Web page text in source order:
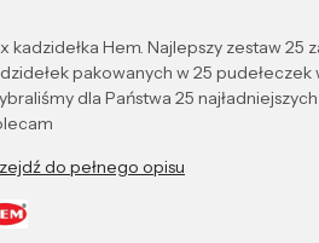
kadzidełka Hem. Najlepszy zestaw
pakowanych w 25
dla Państwa 25
do pełnego opisu